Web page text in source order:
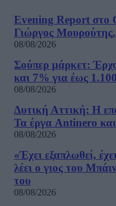
Evening Report στο
Γιώργος
08/08/2026
Σούπερ μάρκετ:
και 7% για έως
08/08/2026
Δυτική Αττική: Η
Τα έργα Antinero
08/08/2026
«Έχει εξαπλωθεί,
λέει ο γιος του
του
08/08/2026